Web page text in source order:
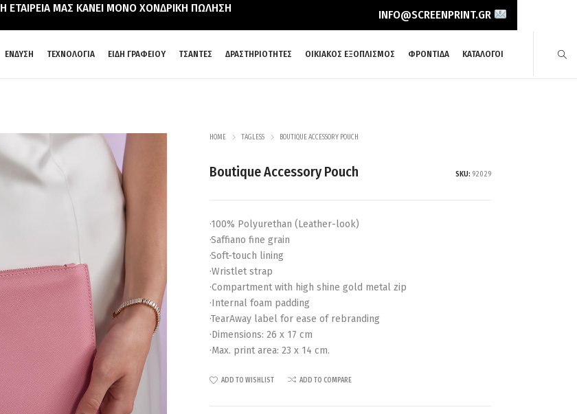
Η ΕΤΑΙΡΕΙΑ ΜΑΣ ΚΑΝΕΙ ΜΟΝΟ ΧΟΝΔΡΙΚΗ ΠΩΛΗΣΗ INFO@SCREENPRINT.GR
ΕΝΔΥΣΗ ΤΕΧΝΟΛΟΓΙΑ ΕΙΔΗ ΓΡΑΦΕΙΟΥ ΤΣΑΝΤΕΣ ΔΡΑΣΤΗΡΙΟΤΗΤΕΣ ΟΙΚΙΑΚΟΣ ΕΞΟΠΛΙΣΜΟΣ ΦΡΟΝΤΙΔΑ ΚΑΤΑΛΟΓΟΙ
HOME TAGLESS BOUTIQUE ACCESSORY POUCH
Boutique Accessory Pouch SKU: 92029
·100% Polyurethan (Leather-look)
·Saffiano fine grain
·Soft-touch lining
·Wristlet strap
·Compartment with high shine gold metal zip
·Internal foam padding
·TearAway label for ease of rebranding
·Dimensions: 26 x 17 cm
·Max. print area: 23 x 14 cm.
ADD TO WISHLIST ADD TO COMPARE